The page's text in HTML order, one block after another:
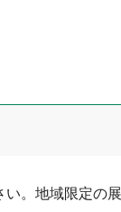
。地域限定の